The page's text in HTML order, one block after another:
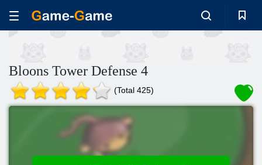
Bloons Tower Defense 4
(Total 425)